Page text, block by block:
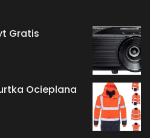
Gratis
Ocieplana